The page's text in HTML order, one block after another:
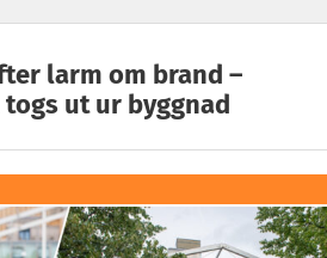
larm om brand –
ut ur byggnad